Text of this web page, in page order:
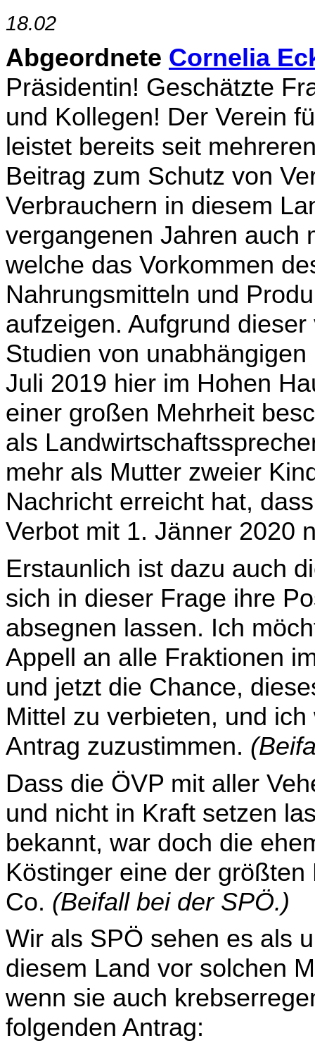
18.02
Abgeordnete Cornelia
Präsidentin! Geschätzte
und Kollegen! Der Verein
leistet bereits seit
Beitrag zum Schutz von
Verbrauchern in diesem
vergangenen Jah­ren auch
welche das Vorkommen
Nahrungsmitteln und
aufzeigen. Auf­grund
Studien von
Juli 2019 hier im Hohen
einer großen Mehr­heit
als
mehr als Mutter zweier
Nachricht erreicht hat,
Verbot mit 1. Jänner 2020
Erstaunlich ist dazu auch
sich in dieser Frage ihre
absegnen lassen. Ich
Appell an alle Fraktionen
und jetzt die Chance,
Mittel zu verbieten, und
Antrag zuzustimmen.
Dass die ÖVP mit aller
und nicht in Kraft setzen
bekannt, war doch die
Köstinger eine der
Co. (Beifall bei der SPÖ.)
Wir als SPÖ sehen es als
diesem Land vor solchen
wenn sie auch
folgenden Antrag: